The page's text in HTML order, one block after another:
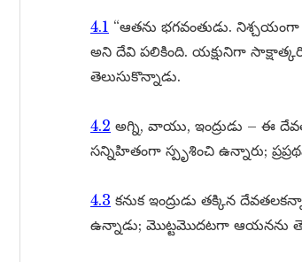
4.1 “ఆతను భగవంతుడు.
అని దేవి పలికింది. యక్షునిగా
తెలుసుకొన్నాడు.
4.2 అగ్ని, వాయు, ఇంద్రుడు – ఈ
సన్నిహితంగా స్పృశించి ఉన్నారు;
4.3 కనుక ఇంద్రుడు తక్కిన
ఉన్నాడు; మొట్టమొదటగా ఆయనను